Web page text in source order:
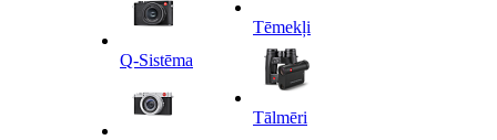
Q-Sistēma
Tēmekļi
Tālmēri